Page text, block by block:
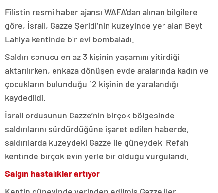
Filistin resmi haber ajansı WAFA’dan alınan bilgilere
göre, İsrail, Gazze Şeridi’nin kuzeyinde yer alan Beyt
Lahiya kentinde bir evi bombaladı.
Saldırı sonucu en az 3 kişinin yaşamını yitirdiği
aktarılırken, enkaza dönüşen evde aralarında kadın ve
çocukların bulunduğu 12 kişinin de yaralandığı
kaydedildi.
İsrail ordusunun Gazze’nin birçok bölgesinde
saldırılarını sürdürdüğüne işaret edilen haberde,
saldırılarda kuzeydeki Gazze ile güneydeki Refah
kentinde birçok evin yerle bir olduğu vurgulandı.
Salgın hastalıklar artıyor